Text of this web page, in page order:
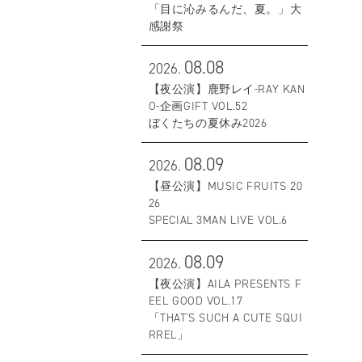
「目に沁みるんだ、夏。」大
感謝祭
2026. 08.08
【夜公演】鹿野レイ-RAY KAN
O-企画GIFT VOL.52
ぼくたちの夏休み2026
2026. 08.09
【昼公演】MUSIC FRUITS 20
26
SPECIAL 3MAN LIVE VOL.6
2026. 08.09
【夜公演】AILA PRESENTS F
EEL GOOD VOL.17
「THAT'S SUCH A CUTE SQUI
RREL」